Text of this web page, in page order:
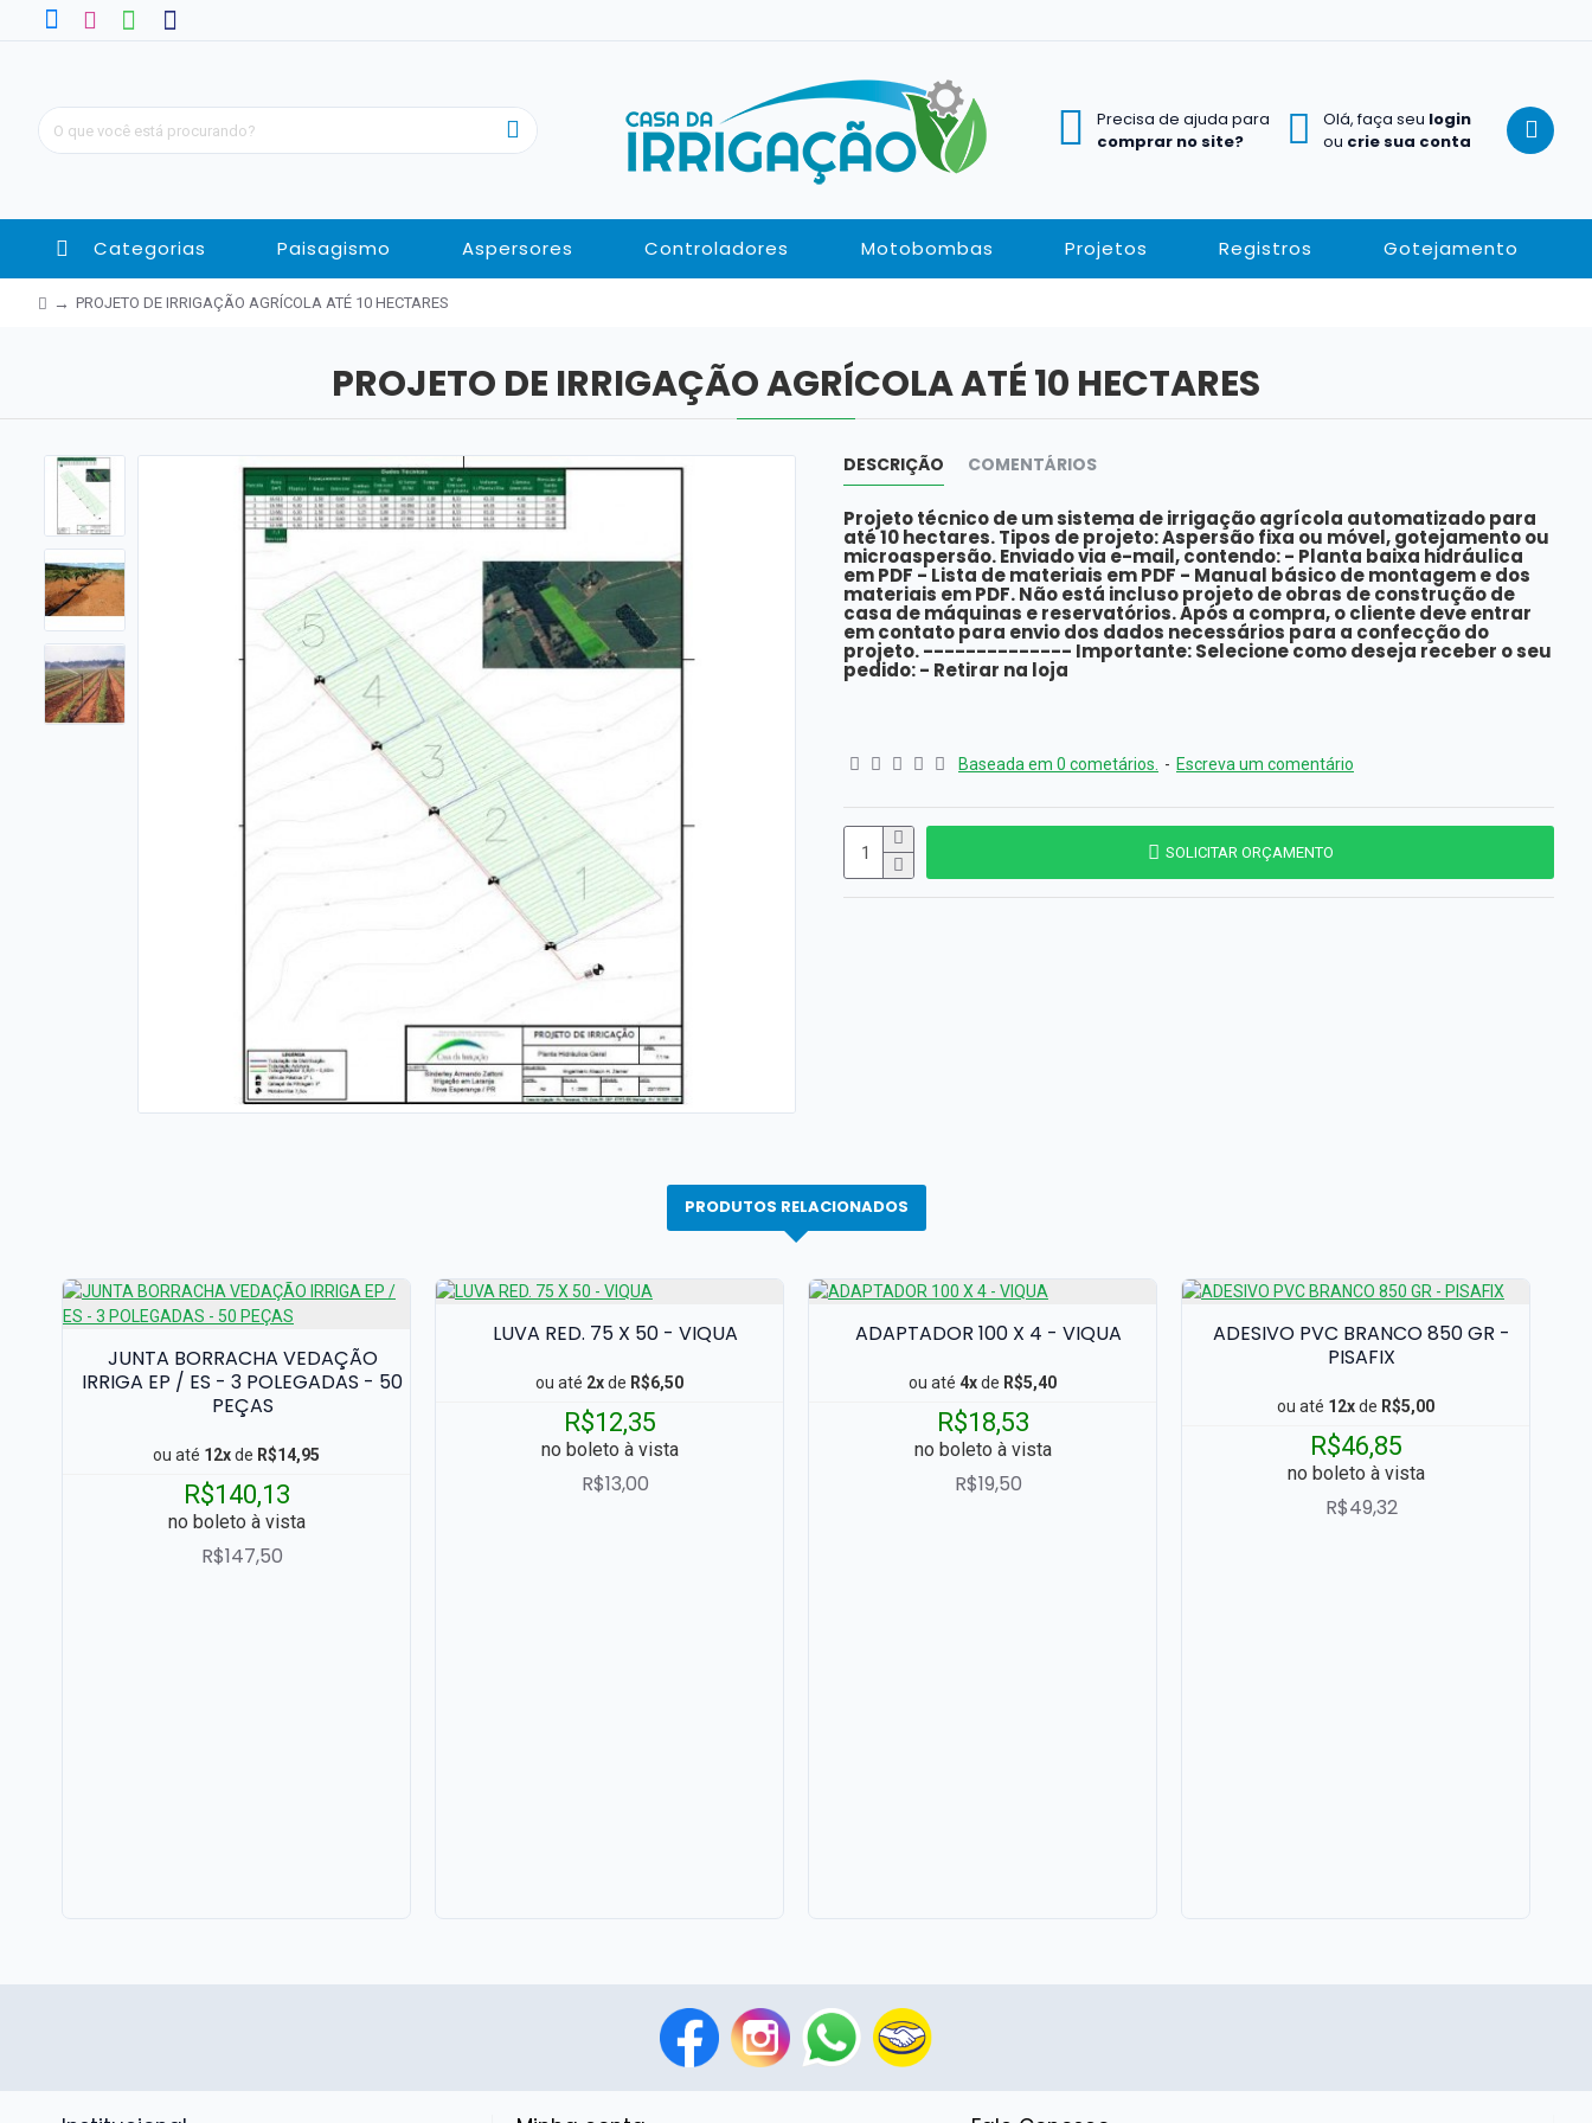
Precisa de ajuda para
comprar no site?
Olá, faça seu login
ou crie sua conta
Categorias Paisagismo Aspersores Controladores Motobombas Projetos Registros Gotejamento
PROJETO DE IRRIGAÇÃO AGRÍCOLA ATÉ 10 HECTARES
PROJETO DE IRRIGAÇÃO AGRÍCOLA ATÉ 10 HECTARES
DESCRIÇÃO COMENTÁRIOS
Projeto técnico de um sistema de irrigação agrícola automatizado para
até 10 hectares. Tipos de projeto: Aspersão fixa ou móvel, gotejamento ou
microaspersão. Enviado via e-mail, contendo: - Planta baixa hidráulica
em PDF - Lista de materiais em PDF - Manual básico de montagem e dos
materiais em PDF. Não está incluso projeto de obras de construção de
casa de máquinas e reservatórios. Após a compra, o cliente deve entrar
em contato para envio dos dados necessários para a confecção do
projeto. -------------- Importante: Selecione como deseja receber o seu
pedido: - Retirar na loja
Baseada em 0 cometários. - Escreva um comentário
SOLICITAR ORÇAMENTO
PRODUTOS RELACIONADOS
JUNTA BORRACHA VEDAÇÃO
IRRIGA EP / ES - 3 POLEGADAS - 50
PEÇAS
ou até 12xde R$14,95
R$140,13
no boleto à vista
R$147,50
LUVA RED. 75 X 50 - VIQUA
ou até 2xde R$6,50
R$12,35
no boleto à vista
R$13,00
ADAPTADOR 100 X 4 - VIQUA
ou até 4xde R$5,40
R$18,53
no boleto à vista
R$19,50
ADESIVO PVC BRANCO 850 GR -
PISAFIX
ou até 12xde R$5,00
R$46,85
no boleto à vista
R$49,32